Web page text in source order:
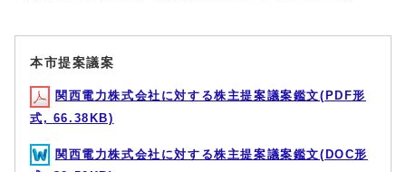
本市提案議案
関西電力株式会社に対する株主提案議案鑑文(PDF形
式, 66.38KB)
関西電力株式会社に対する株主提案議案鑑文(DOC形